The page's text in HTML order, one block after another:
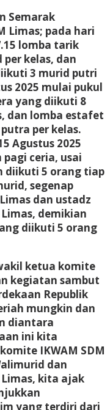
Semarak
Limas; pada hari
lomba tarik
kelas, dan
3 murid putri
2025 mulai pukul
yang diikuti 8
dan lomba estafet
per kelas.
Agustus 2025
ceria, usai
diikuti 5 orang tiap
segenap
dan ustadz
demikian
diikuti 5 orang
ketua komite
kegiatan sambut
Republik
mungkin dan
diantara
ini kita
IKWAM SDM
dan
kita ajak
yang terdiri dari